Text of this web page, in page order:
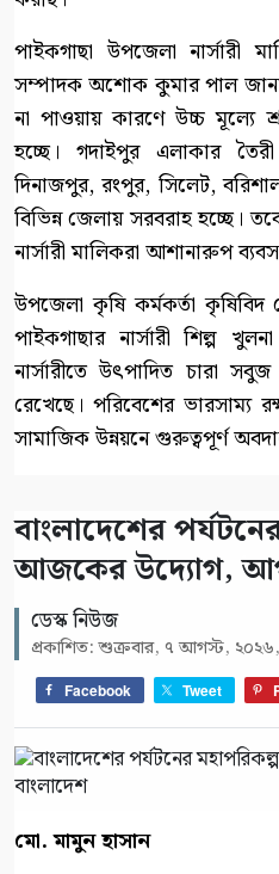
পাইকগাছা উপজেলা নার্সারী
সম্পাদক অশোক কুমার পাল
না পাওয়ায় কারণে উচ্চ মূল্যে
হচ্ছে। গদাইপুর এলাকার
দিনাজপুর, রংপুর, সিলেট,
বিভিন্ন জেলায় সরবরাহ হচ্ছে।
নার্সারী মালিকরা আশানারুপ
উপজেলা কৃষি কর্মকর্তা
পাইকগাছার নার্সারী শিল্প
নার্সারীতে উৎপাদিত চারা
রেখেছে। পরিবেশের ভারসাম্য
সামাজিক উন্নয়নে গুরুত্বপূর্ণ
বাংলাদেশের
আজকের উদ্যোগ,
ডেস্ক নিউজ
প্রকাশিত: শুক্রবার, ৭ আগস্ট,
Facebook Tweet
মো. মামুন হাসান